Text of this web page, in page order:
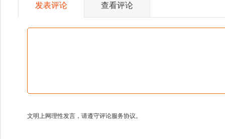
发表评论 查看评论
文明上网理性发言，请遵守评论服务协议。